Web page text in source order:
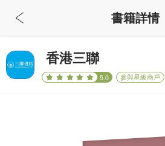
香港三聯
5.0 參與星級商戶
書籍詳情